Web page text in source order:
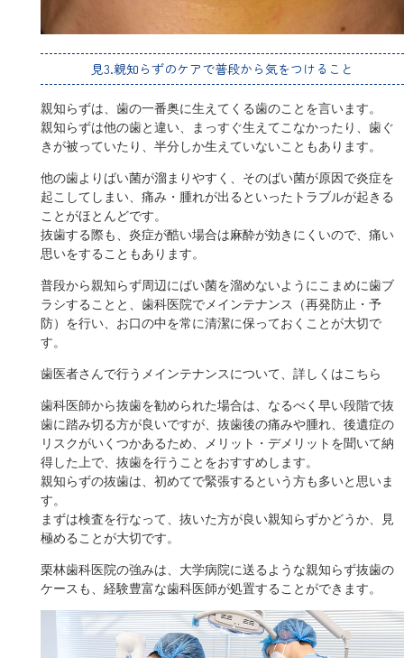
見3.親知らずのケアで普段から気をつけること
親知らずは、歯の一番奥に生えてくる歯のことを言います。
親知らずは他の歯と違い、まっすぐ生えてこなかったり、歯ぐ
きが被っていたり、半分しか生えていないこともあります。
他の歯よりばい菌が溜まりやすく、そのばい菌が原因で炎症を
起こしてしまい、痛み・腫れが出るといったトラブルが起きる
ことがほとんどです。
抜歯する際も、炎症が酷い場合は麻酔が効きにくいので、痛い
思いをすることもあります。
普段から親知らず周辺にばい菌を溜めないようにこまめに歯ブ
ラシすることと、歯科医院でメインテナンス（再発防止・予
防）を行い、お口の中を常に清潔に保っておくことが大切で
す。
歯医者さんで行うメインテナンスについて、詳しくはこちら
歯科医師から抜歯を勧められた場合は、なるべく早い段階で抜
歯に踏み切る方が良いですが、抜歯後の痛みや腫れ、後遺症の
リスクがいくつかあるため、メリット・デメリットを聞いて納
得した上で、抜歯を行うことをおすすめします。
親知らずの抜歯は、初めてで緊張するという方も多いと思いま
す。
まずは検査を行なって、抜いた方が良い親知らずかどうか、見
極めることが大切です。
栗林歯科医院の強みは、大学病院に送るような親知らず抜歯の
ケースも、経験豊富な歯科医師が処置することができます。